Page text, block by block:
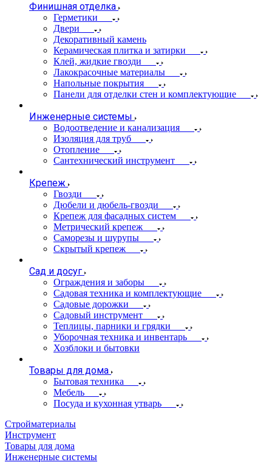
Финишная отделка
Герметики
Двери
Декоративный камень
Керамическая плитка и затирки
Клей, жидкие гвозди
Лакокрасочные материалы
Напольные покрытия
Панели для отделки стен и комплектующие
Инженерные системы
Водоотведение и канализация
Изоляция для труб
Отопление
Сантехнический инструмент
Крепеж
Гвозди
Дюбели и дюбель-гвозди
Крепеж для фасадных систем
Метрический крепеж
Саморезы и шурупы
Скрытый крепеж
Сад и досуг
Ограждения и заборы
Садовая техника и комплектующие
Садовые дорожки
Садовый инструмент
Теплицы, парники и грядки
Уборочная техника и инвентарь
Хозблоки и бытовки
Товары для дома
Бытовая техника
Мебель
Посуда и кухонная утварь
Стройматериалы
Инструмент
Товары для дома
Инженерные системы